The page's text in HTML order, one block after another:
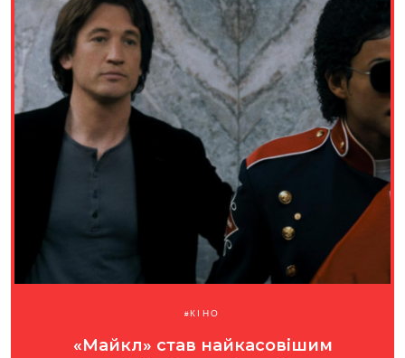
КІНО
«Майкл» став найкасовішим